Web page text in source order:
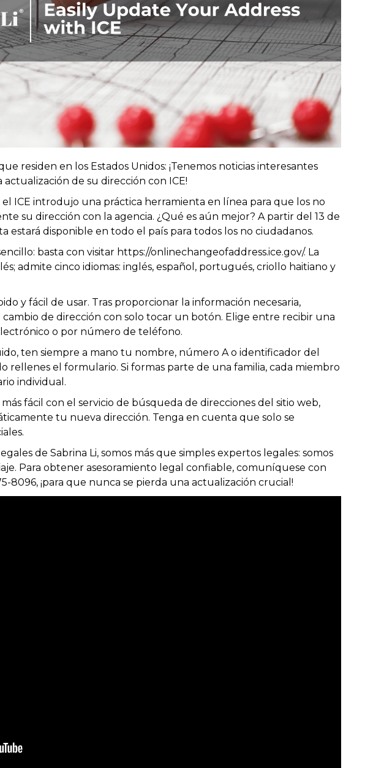
residen en los Estados Unidos: ¡Tenemos noticias interesantes
de su dirección con ICE!
ICE introdujo una práctica herramienta en línea para que los no
su dirección con la agencia. ¿Qué es aún mejor? A partir del 13 de
estará disponible en todo el país para todos los no ciudadanos.
basta con visitar https://onlinechangeofaddress.ice.gov/. La
admite cinco idiomas: inglés, español, portugués, criollo haitiano y
y fácil de usar. Tras proporcionar la información necesaria,
de dirección con solo tocar un botón. Elige entre recibir una
o por número de teléfono.
ten siempre a mano tu nombre, número A o identificador del
rellenes el formulario. Si formas parte de una familia, cada miembro
individual.
fácil con el servicio de búsqueda de direcciones del sitio web,
tu nueva dirección. Tenga en cuenta que solo se
de Sabrina Li, somos más que simples expertos legales: somos
Para obtener asesoramiento legal confiable, comuníquese con
8096, ¡para que nunca se pierda una actualización crucial!